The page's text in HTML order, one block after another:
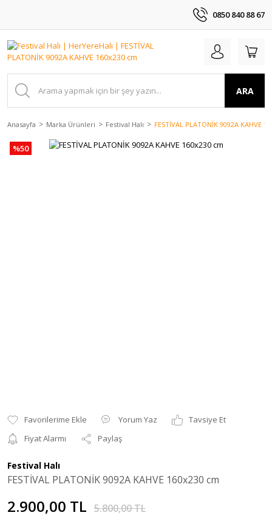
0850 840 88 67
ARA
Anasayfa Marka Ürünleri Festival Halı FESTİVAL PLATONİK 9092A KAHVE
%50
Yorum Yaz
Tavsiye Et
Fiyat Alarmı
Paylaş
Festival Halı
FESTİVAL PLATONİK 9092A KAHVE 160x230 cm
2.900,00 TL 5.800,00 TL